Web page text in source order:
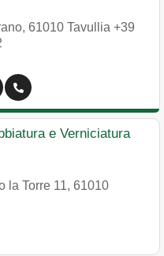
, 61010 Tavullia +39
e Verniciatura
la Torre 11, 61010